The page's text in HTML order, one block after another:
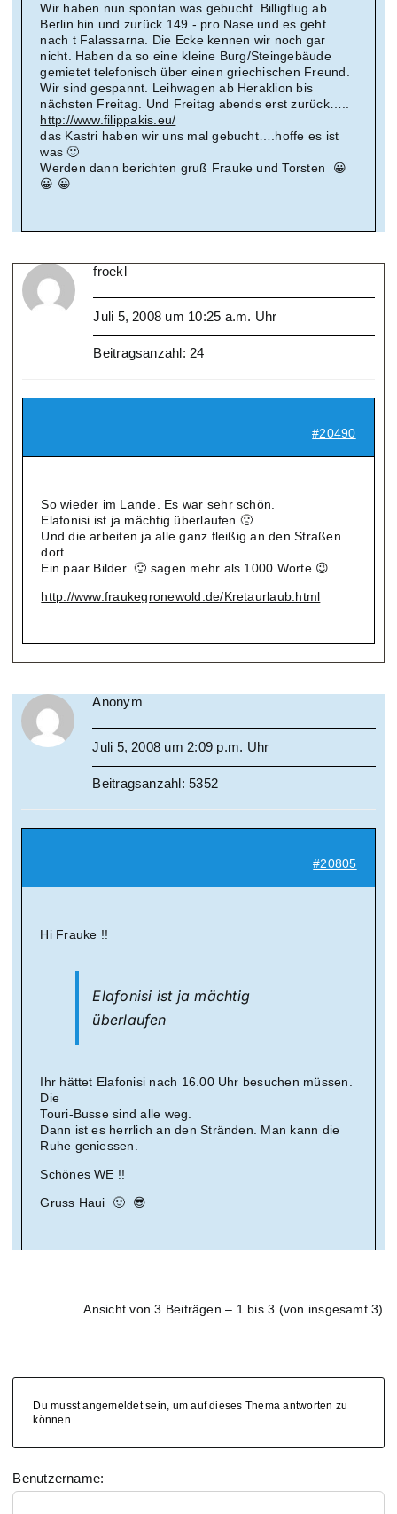
Wir haben nun spontan was gebucht. Billigflug ab
Berlin hin und zurück 149.- pro Nase und es geht
nach t Falassarna. Die Ecke kennen wir noch gar
nicht. Haben da so eine kleine Burg/Steingebäude
gemietet telefonisch über einen griechischen Freund.
Wir sind gespannt. Leihwagen ab Heraklion bis
nächsten Freitag. Und Freitag abends erst zurück…..
http://www.filippakis.eu/
das Kastri haben wir uns mal gebucht….hoffe es ist
was 🙂
Werden dann berichten gruß Frauke und Torsten 😀
😀 😀
froekl
Juli 5, 2008 um 10:25 a.m. Uhr
Beitragsanzahl: 24
#20490
So wieder im Lande. Es war sehr schön.
Elafonisi ist ja mächtig überlaufen 🙁
Und die arbeiten ja alle ganz fleißig an den Straßen
dort.
Ein paar Bilder 🙂 sagen mehr als 1000 Worte 😉
http://www.fraukegronewold.de/Kretaurlaub.html
Anonym
Juli 5, 2008 um 2:09 p.m. Uhr
Beitragsanzahl: 5352
#20805
Hi Frauke !!
Elafonisi ist ja mächtig
überlaufen
Ihr hättet Elafonisi nach 16.00 Uhr besuchen müssen.
Die
Touri-Busse sind alle weg.
Dann ist es herrlich an den Stränden. Man kann die
Ruhe geniessen.
Schönes WE !!
Gruss Haui 🙂 😎
Ansicht von 3 Beiträgen – 1 bis 3 (von insgesamt 3)
Du musst angemeldet sein, um auf dieses Thema antworten zu
können.
Benutzername: